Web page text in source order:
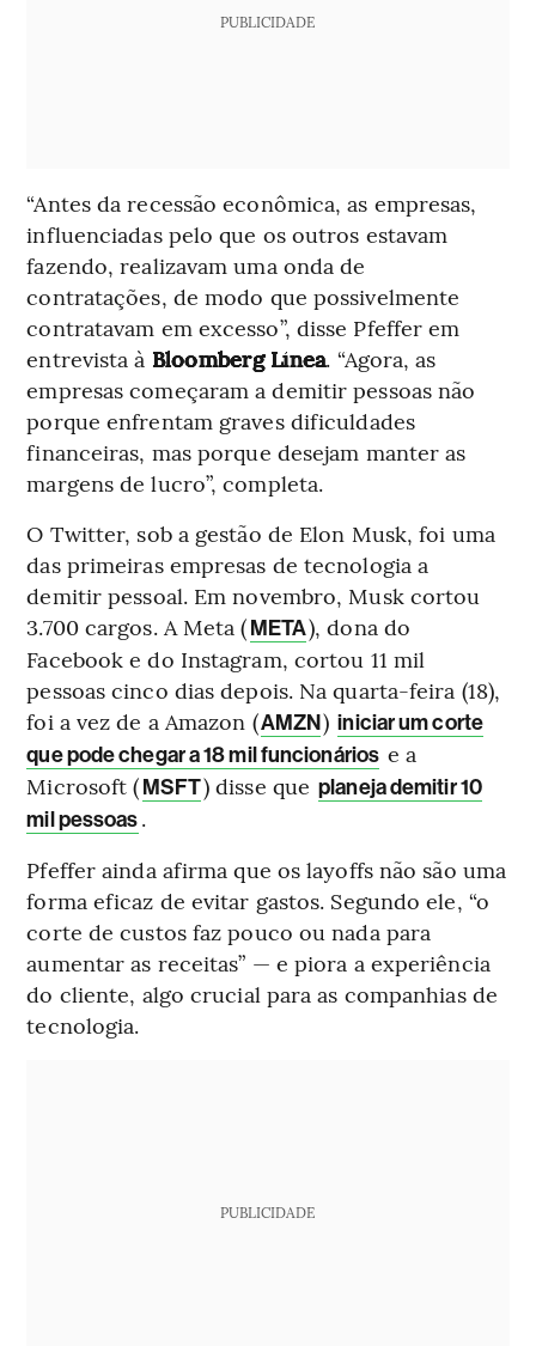
PUBLICIDADE
“Antes da recessão econômica, as empresas,
influenciadas pelo que os outros estavam
fazendo, realizavam uma onda de
contratações, de modo que possivelmente
contratavam em excesso”, disse Pfeffer em
entrevista à Bloomberg Línea. “Agora, as
empresas começaram a demitir pessoas não
porque enfrentam graves dificuldades
financeiras, mas porque desejam manter as
margens de lucro”, completa.
O Twitter, sob a gestão de Elon Musk, foi uma
das primeiras empresas de tecnologia a
demitir pessoal. Em novembro, Musk cortou
3.700 cargos. A Meta (META), dona do
Facebook e do Instagram, cortou 11 mil
pessoas cinco dias depois. Na quarta-feira (18),
foi a vez de a Amazon (AMZN) iniciar um corte
que pode chegar a 18 mil funcionários e a
Microsoft (MSFT) disse que planeja demitir 10
mil pessoas.
Pfeffer ainda afirma que os layoffs não são uma
forma eficaz de evitar gastos. Segundo ele, “o
corte de custos faz pouco ou nada para
aumentar as receitas” — e piora a experiência
do cliente, algo crucial para as companhias de
tecnologia.
PUBLICIDADE